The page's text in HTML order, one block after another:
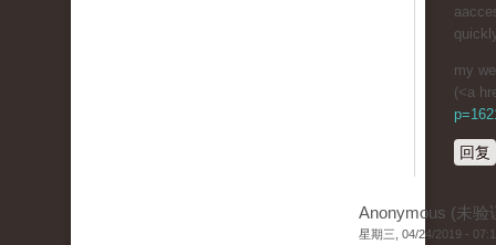
my
(<a
回复
Anonymous (未验
星期三, 04/24/2019 -